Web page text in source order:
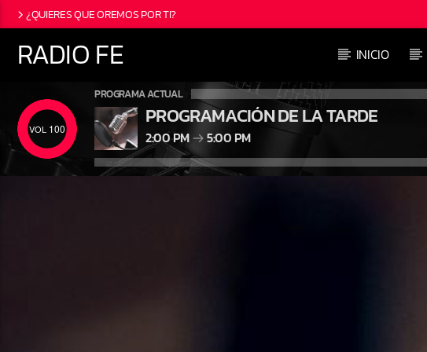
¿QUIERES QUE OREMOS POR TI?
RADIO FE INICIO
100
PROGRAMA ACTUAL
PROGRAMACIÓN DE LA TARDE
2:00 PM 5:00 PM